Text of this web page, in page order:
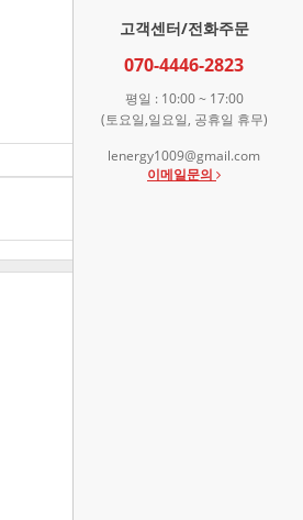
고객센터/전화주문
070-4446-2823
평일 : 10:00 ~ 17:00
(토요일,일요일, 공휴일 휴무)
lenergy1009@gmail.com
이메일문의
18,500원